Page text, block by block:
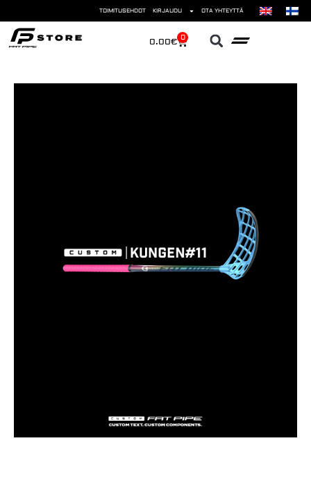
TOIMITUSEHDOT KIRJAUDU OTA YHTEYTTÄ
0.00€ 0